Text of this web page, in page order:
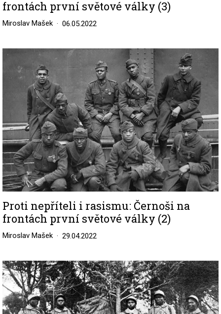
frontách první světové války (3)
Miroslav Mašek 06.05.2022
Image
Proti nepříteli i rasismu: Černoši na
frontách první světové války (2)
Miroslav Mašek 29.04.2022
Image